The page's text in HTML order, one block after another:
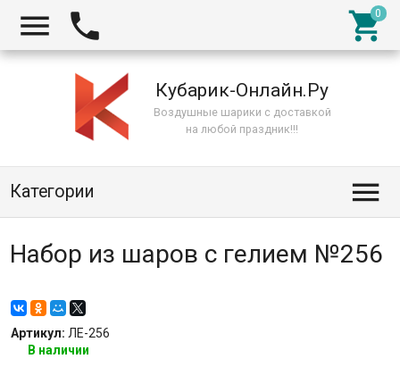
  
Кубарик-Онлайн.Ру
Воздушные шарики с доставкой
на любой праздник!!!
Категории 
Набор из шаров с гелием №256
Артикул: ЛЕ-256
В наличии